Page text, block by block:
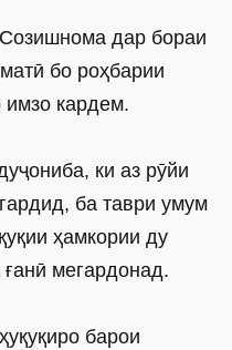
дар бораи
бо роҳбарии
имзо кардем.
ки аз рӯйи
ба таври умум
ҳамкории ду
мегардонад.
барои